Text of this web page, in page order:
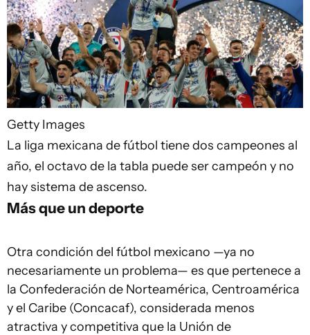
Getty Images
La liga mexicana de fútbol tiene dos campeones al
año, el octavo de la tabla puede ser campeón y no
hay sistema de ascenso.
Más que un deporte
Otra condición del fútbol mexicano —ya no
necesariamente un problema— es que pertenece a
la Confederación de Norteamérica, Centroamérica
y el Caribe (Concacaf), considerada menos
atractiva y competitiva que la Unión de